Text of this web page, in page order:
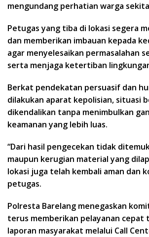
mengundang perhatian warga
Petugas yang tiba di lokasi segera
dan memberikan imbauan kepada
agar menyelesaikan permasalahan
serta menjaga ketertiban
Berkat pendekatan persuasif dan
dilakukan aparat kepolisian, situasi
dikendalikan tanpa menimbulkan
keamanan yang lebih luas.
“Dari hasil pengecekan tidak
maupun kerugian material yang
lokasi juga telah kembali aman dan
petugas.
Polresta Barelang menegaskan
terus memberikan pelayanan cepat
laporan masyarakat melalui Call